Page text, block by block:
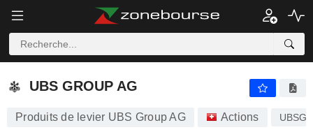
UBS GROUP AG
UBS GROUP AG
Produits de levier UBS Group AG Actions UBSG